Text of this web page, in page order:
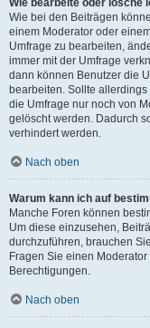
Wie bearbeite oder lösche
Wie bei den Beiträgen
einem Moderator oder
Umfrage zu bearbeiten,
immer mit der Umfrage
dann können Benutzer die
bearbeiten. Sollte
die Umfrage nur noch von
gelöscht werden. Dadurch
verhindert werden.
Nach oben
Warum kann ich auf
Manche Foren können
Um diese einzusehen,
durchzuführen, brauchen
Fragen Sie einen
Berechtigungen.
Nach oben